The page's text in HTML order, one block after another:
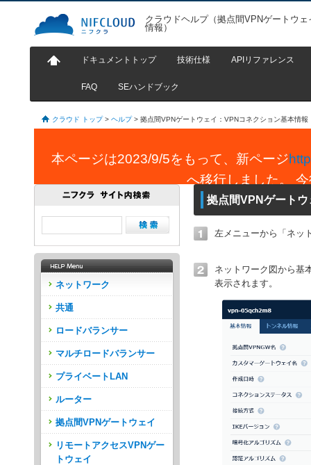
クラウドヘルプ（拠点間VPNゲートウ
情報）
ドキュメントトップ 技術仕様 APIリファレンス
FAQ SEハンドブック
クラウド トップ > ヘルプ > 拠点間VPNゲートウェイ：VPNコネクション基本情報
本ページは2023/9/5をもって、新ページ
へ移行しました。
拠点間VPNゲート
左メニューから「ネッ
ネットワーク図から基
表示されます。
ネットワーク
共通
ロードバランサー
マルチロードバランサー
プライベートLAN
ルーター
拠点間VPNゲートウェイ
リモートアクセスVPNゲー
トウェイ